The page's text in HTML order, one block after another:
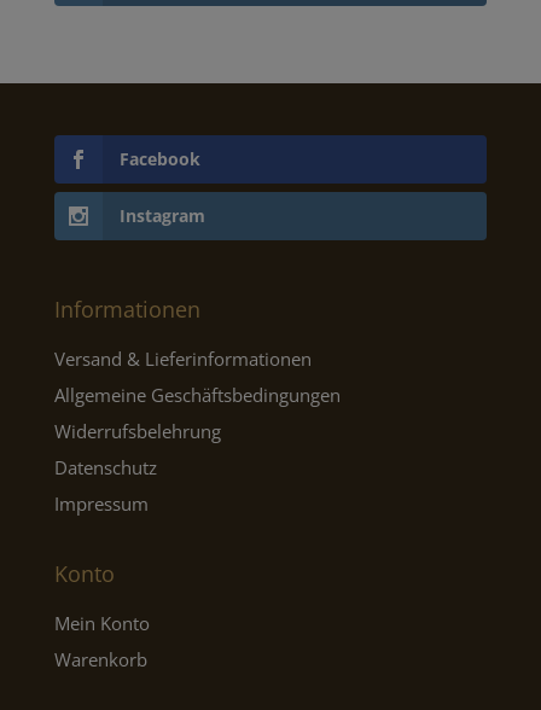
Facebook
Instagram
Informationen
Versand & Lieferinformationen
Allgemeine Geschäftsbedingungen
Widerrufsbelehrung
Datenschutz
Impressum
Konto
Mein Konto
Warenkorb